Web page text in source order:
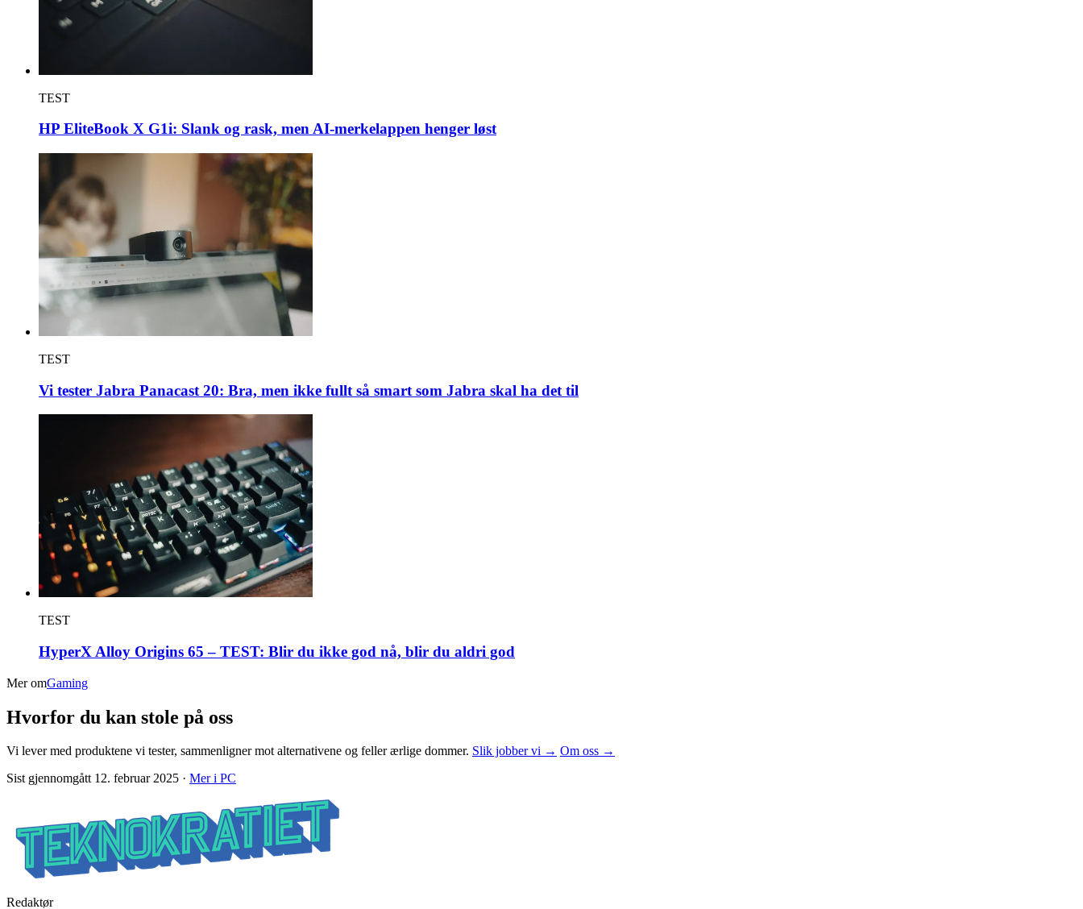
TEST
HP EliteBook X G1i: Slank og rask, men AI-merkelappen henger løst
TEST
Vi tester Jabra Panacast 20: Bra, men ikke fullt så smart som Jabra skal ha det til
TEST
HyperX Alloy Origins 65 – TEST: Blir du ikke god nå, blir du aldri god
Mer omGaming
Hvorfor du kan stole på oss
Vi lever med produktene vi tester, sammenligner mot alternativene og feller ærlige dommer. Slik jobber vi → Om oss →
Sist gjennomgått 12. februar 2025 · Mer i PC
Redaktør